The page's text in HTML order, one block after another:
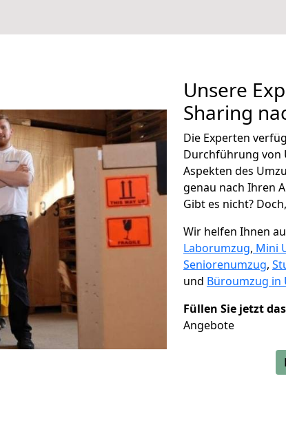
Unsere
Sharing
Die Experten
Durchführung von
Aspekten des
genau nach Ihren
Gibt es nicht?
Wir helfen Ihnen
Laborumzug, Mini
Seniorenumzug,
und Büroumzug in
Füllen Sie jetzt
Angebote